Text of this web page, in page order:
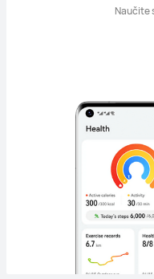
Naučite